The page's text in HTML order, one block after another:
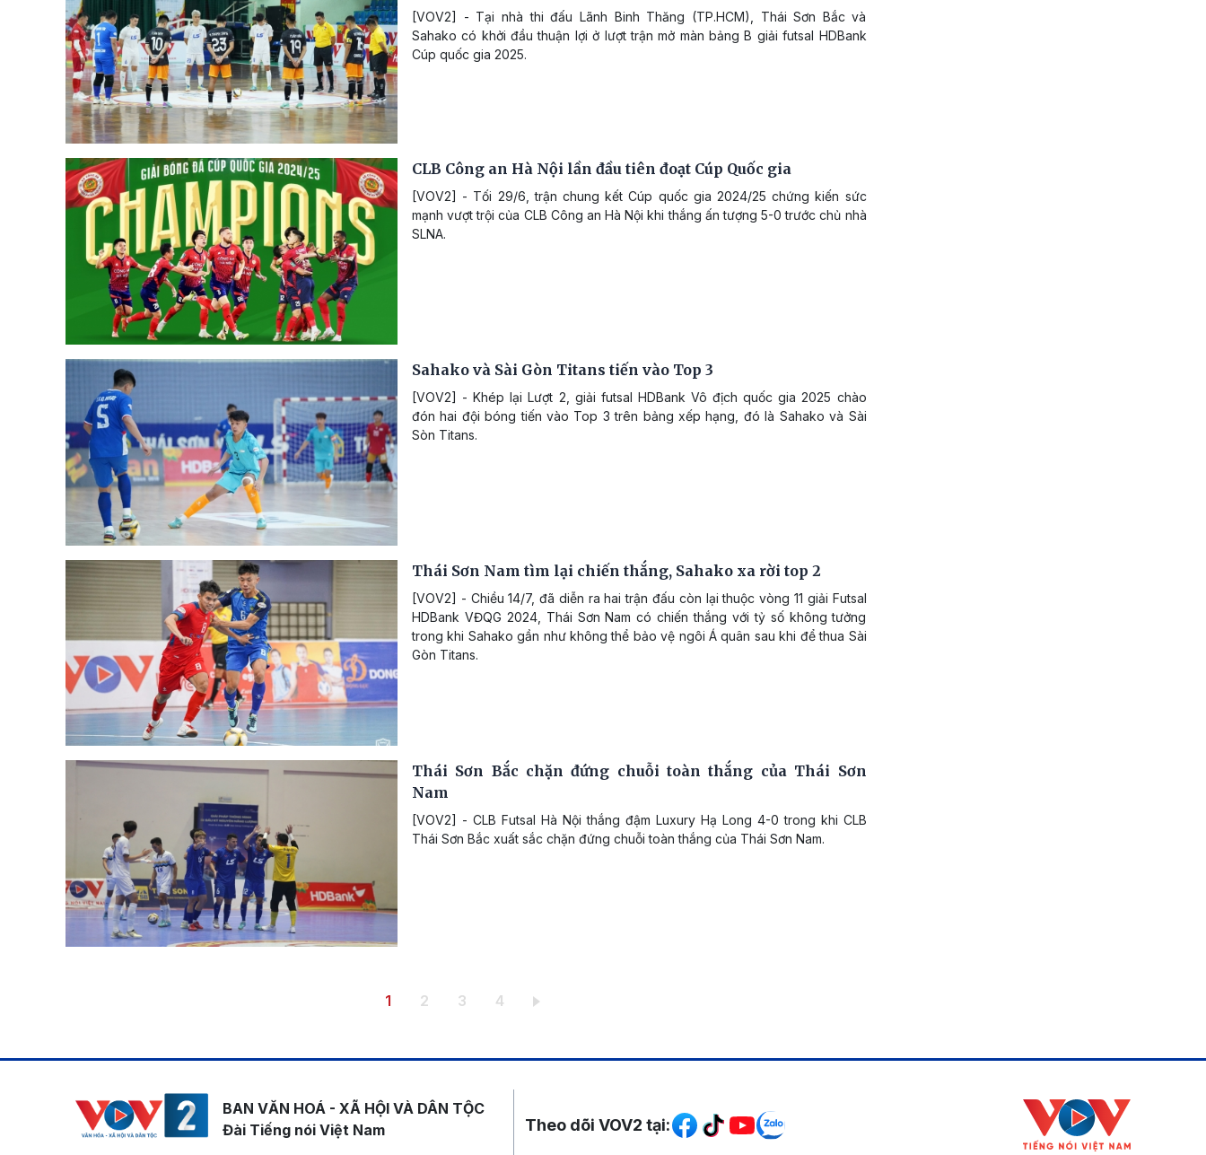
[VOV2] - Tại nhà thi đấu Lãnh Binh Thăng (TP.HCM), Thái Sơn Bắc và
Sahako có khởi đầu thuận lợi ở lượt trận mở màn bảng B giải futsal HDBank
Cúp quốc gia 2025.
CLB Công an Hà Nội lần đầu tiên đoạt Cúp Quốc gia
[VOV2] - Tối 29/6, trận chung kết Cúp quốc gia 2024/25 chứng kiến sức
mạnh vượt trội của CLB Công an Hà Nội khi thắng ấn tượng 5-0 trước chủ nhà
SLNA.
Sahako và Sài Gòn Titans tiến vào Top 3
[VOV2] - Khép lại Lượt 2, giải futsal HDBank Vô địch quốc gia 2025 chào
đón hai đội bóng tiến vào Top 3 trên bảng xếp hạng, đó là Sahako và Sài
Sòn Titans.
Thái Sơn Nam tìm lại chiến thắng, Sahako xa rời top 2
[VOV2] - Chiều 14/7, đã diễn ra hai trận đấu còn lại thuộc vòng 11 giải Futsal
HDBank VĐQG 2024, Thái Sơn Nam có chiến thắng với tỷ số không tưởng
trong khi Sahako gần như không thể bảo vệ ngôi Á quân sau khi để thua Sài
Gòn Titans.
Thái Sơn Bắc chặn đứng chuỗi toàn thắng của Thái Sơn
Nam
[VOV2] - CLB Futsal Hà Nội thắng đậm Luxury Hạ Long 4-0 trong khi CLB
Thái Sơn Bắc xuất sắc chặn đứng chuỗi toàn thắng của Thái Sơn Nam.
Trang hiện thời
1 Trang
2 Trang
3 Trang
4
BAN VĂN HOÁ - XÃ HỘI VÀ DÂN TỘC
Đài Tiếng nói Việt Nam
Mạng xã hội
Theo dõi VOV2 tại: